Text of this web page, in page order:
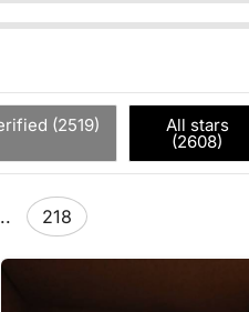
한 객관적인 진단을 근거
하기 전에 심혈관계 상태에
우 부작용 발생 가능성이 증
의 심혈관 질환 상태를 악화
, 안구건조, 맥박 빨라짐, 두근
(2519) All stars
(2608)
218